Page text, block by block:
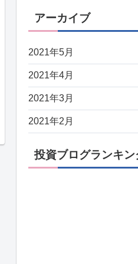
アーカイブ
2021年5月
2021年4月
2021年3月
2021年2月
投資ブログランキン